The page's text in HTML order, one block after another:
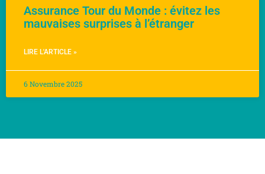
Assurance Tour du Monde : évitez les
mauvaises surprises à l’étranger
LIRE L'ARTICLE »
6 Novembre 2025